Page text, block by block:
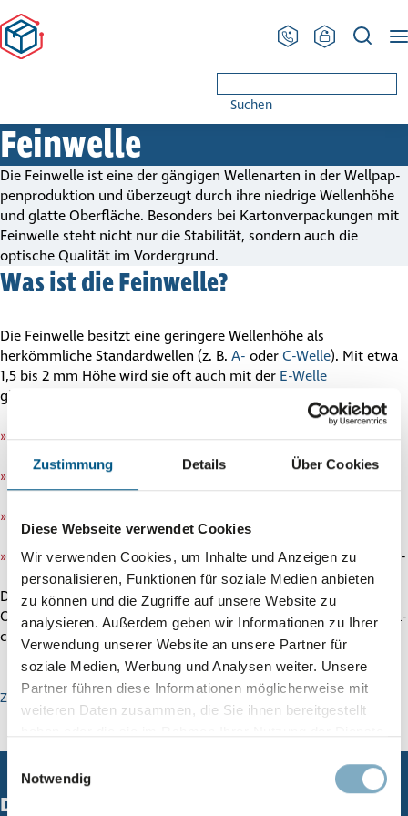
Zustimmung Details Über Cookies
Diese Webseite verwendet Cookies
Wir verwenden Cookies, um Inhalte und Anzeigen zu
personalisieren, Funktionen für soziale Medien anbieten
zu können und die Zugriffe auf unsere Website zu
analysieren. Außerdem geben wir Informationen zu Ihrer
Verwendung unserer Website an unsere Partner für
soziale Medien, Werbung und Analysen weiter. Unsere
Partner führen diese Informationen möglicherweise mit
weiteren Daten zusammen, die Sie ihnen bereitgestellt
Impressum
Notwendig
Suchen
Feinwelle
Feinwelle
Die Feinwelle ist eine der gängigen Wellenarten in der Well­pap­
pen­pro­duk­tion und überzeugt durch ihre niedrige Wellenhöhe
und glatte Oberfläche. Besonders bei Karton­ver­pa­ckungen mit
Feinwelle steht nicht nur die Stabilität, sondern auch die
optische Qualität im Vordergrund.
Was ist die Feinwelle?
Die Feinwelle besitzt eine geringere Wellenhöhe als
herkömmliche Standardwellen (z. B. A- oder C-Welle). Mit etwa
1,5 bis 2 mm Höhe wird sie oft auch mit der E-Welle
gleichgesetzt. Typisch für die Feinwelle bei Kartons sind:
Glatte Ober­flä­che:Ideal für brillante Druck­bil­der, Logos
und Wer­be­dru­cke.
Trotz gerin­ge­rer Höhe aus­rei­chend tragfähig für
leichte bis mit­tel­schwere Produkte.
weniger Lager­flä­che und sparen Trans­port­kos­ten.
Viel­sei­tig­keit: Vom Ver­sand­kar­ton bis hin zu Prä­sen­ta­ti­ons-
und Ver­kaufs­ver­pa­ckun­gen.
Durch ihre Eigenschaften wird die Feinwelle besonders im
Onlinehandel, in der Produkt­prä­sen­ta­tion und bei Marken­ver­pa­
ckungen eingesetzt.
Zurück zum Glossar
Das richtige Gesamt­paket macht’s